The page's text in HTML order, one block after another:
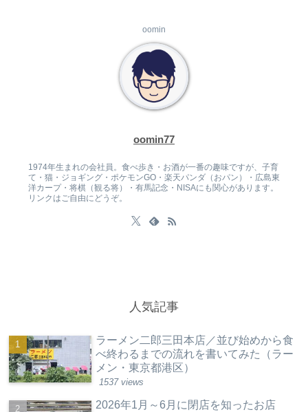
oomin
oomin77
1974年生まれの会社員。食べ歩き・お酒が一番の趣味ですが、子育
て・猫・ジョギング・ポケモンGO・楽天パンダ（おパン）・広島東
洋カープ・将棋（観る将）・有馬記念・NISAにも関心があります。
リンクはご自由にどうぞ。
人気記事
ラーメン二郎三田本店／並び始めから食
べ終わるまでの流れを書いてみた（ラー
メン・東京都港区）
1537 views
2026年1月～6月に閉店を知ったお店